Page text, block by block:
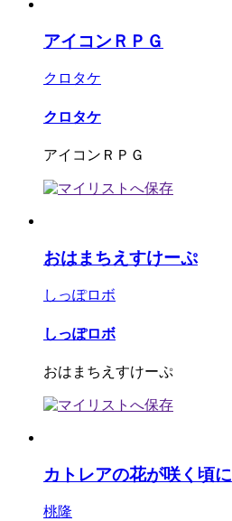
アイコンＲＰＧ
クロタケ
クロタケ
アイコンＲＰＧ
おはまちえすけーぷ
しっぽロボ
しっぽロボ
おはまちえすけーぷ
カトレアの花が咲く頃に
桃隆